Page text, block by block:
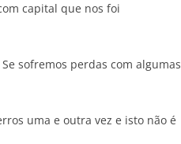
capital que nos foi
sofremos perdas com algumas
uma e outra vez e isto não é